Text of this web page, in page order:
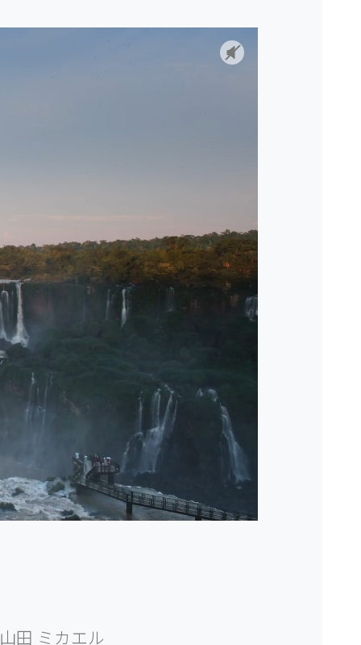
山田 ミカエル